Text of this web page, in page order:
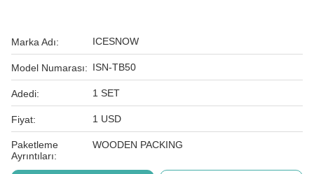
Marka Adı: ICESNOW
Model Numarası: ISN-TB50
Adedi: 1 SET
Fiyat: 1 USD
Paketleme
Ayrıntıları:
WOODEN PACKING